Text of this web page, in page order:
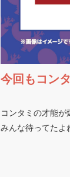
今回もコン
コンタミの才能が
みんな待ってたよ
https://